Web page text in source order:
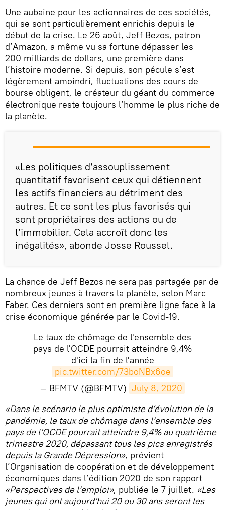
Une aubaine pour les actionnaires de ces sociétés,
qui se sont particulièrement enrichis depuis le
début de la crise. Le 26 août, Jeff Bezos, patron
d’Amazon, a même vu sa fortune dépasser les
200 milliards de dollars, une première dans
l’histoire moderne. Si depuis, son pécule s’est
légèrement amoindri, fluctuations des cours de
bourse obligent, le créateur du géant du commerce
électronique reste toujours l’homme le plus riche de
la planète.
«Les politiques d’assouplissement
quantitatif favorisent ceux qui détiennent
les actifs financiers au détriment des
autres. Et ce sont les plus favorisés qui
sont propriétaires des actions ou de
l’immobilier. Cela accroît donc les
inégalités», abonde Josse Roussel.
La chance de Jeff Bezos ne sera pas partagée par de
nombreux jeunes à travers la planète, selon Marc
Faber. Ces derniers sont en première ligne face à la
crise économique générée par le Covid-19.
Le taux de chômage de l'ensemble des
pays de l'OCDE pourrait atteindre 9,4%
d'ici la fin de l'année
pic.twitter.com/73boNBx6oe
— BFMTV (@BFMTV) July 8, 2020
​«Dans le scénario le plus optimiste d’évolution de la
pandémie, le taux de chômage dans l’ensemble des
pays de l’OCDE pourrait atteindre 9,4% au quatrième
trimestre 2020, dépassant tous les pics enregistrés
depuis la Grande Dépression», prévient
l’Organisation de coopération et de développement
économiques dans l’édition 2020 de son rapport
«Perspectives de l’emploi», publiée le 7 juillet. «Les
jeunes qui ont aujourd’hui 20 ou 30 ans seront les